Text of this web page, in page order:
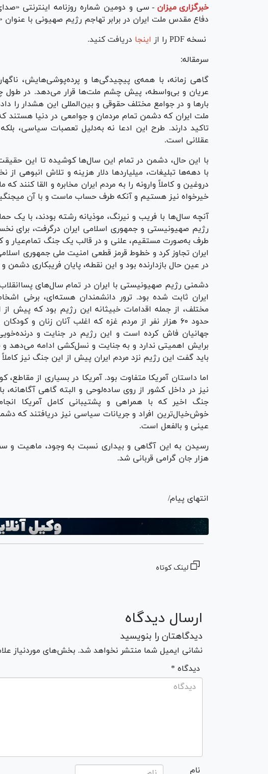
خبرگزاری میزان -
دفاع مقدس ملت ایران در برابر تهاجم رژیم صهیونی با
نسخه PDF را
از اینجا دریافت کنید.
سرمقاله:
گاهی زمانه، با همه‌ی پیچیدگی‌ها و پرده‌پوشی‌هایش،
عریان و بی‌واسطه، پیش چشم ملت‌ها قرار می‌دهد. در طول
بارها و در جوامع مختلف حقوقی و بین‌المللی این هشدار را
ملت ایران‌ که دشمن تمام مردمان و جوامعی در دنیا هستند که
تاکید دارند. طرح این ادعا نه به‌دلیل تعصبات سیاسی،
عقلانی است.
با این حال، دشمن در تمام این سال‌ها کوشیده تا این
با دهه‌ها تبلیغات، میلیاردها دلار هزینه و تلاش انبوهی
دروغین و کاملاً وارونه را به مردم ایران مخابره و القا
خیرخواه نیز هستیم و آنکه طرف حساب ماست و با آن
رژیم صهیونیستی و جمهوری اسلامی ایران درگرفت، برای
طرف به‌صورت مستقیم، علنی و در قالب یک جنگ تمام‌عیار و
ایران تجاوز کرد و خطوط قرمز قطعی امنیت ملی جمهوری
در عین حال بازدارنده بود و این نقطه، پایان فریبکاری
دشمنی رژیم صهیونیستی با ایران در تمام سال‌های
ایران ثابت شده بود. ترور دانشمندان هسته‌ای، برخی
مختلف، از جمله اقدامات خبیثانه این رژیم بود که پیش از
حدود ۶۰ هزار نفر از مردم غزه که اغلب آنان زنان و
جهانیان فاش کرده است و این رژیم در جنایت و
برایش اهمیتی ندارد و به جنایت و نسل‌کشی ادامه می‌دهد و
باید گفت این رژیم نزد مردم ایران پیش از این جنگ نیز کاملاً
اما داستان آمریکا متفاوت بود. آمریکا در بسیاری از مقاطع،
نیز در داخل کشور از روی ساده‌لوحی و البته گاهی
جنگ اخیر که با همراهی و پشتیبانی کامل آمریکا
خوش‌خیال‌ترین افراد و جریانات سیاسی نیز دریافتند که
عینی و بالفعل است.
رسیدن به این آگاهی و بیداری نسبت به وجود، ماهیت و
هزار جان گرامی قربانی شد.
انتهای پیام/
لینک کوتاه
ارسال دیدگاه
دیدگاهتان را بنویسید
نشانی ایمیل شما منتشر نخواهد شد. بخش‌های موردنیاز
* دیدگاه
نام